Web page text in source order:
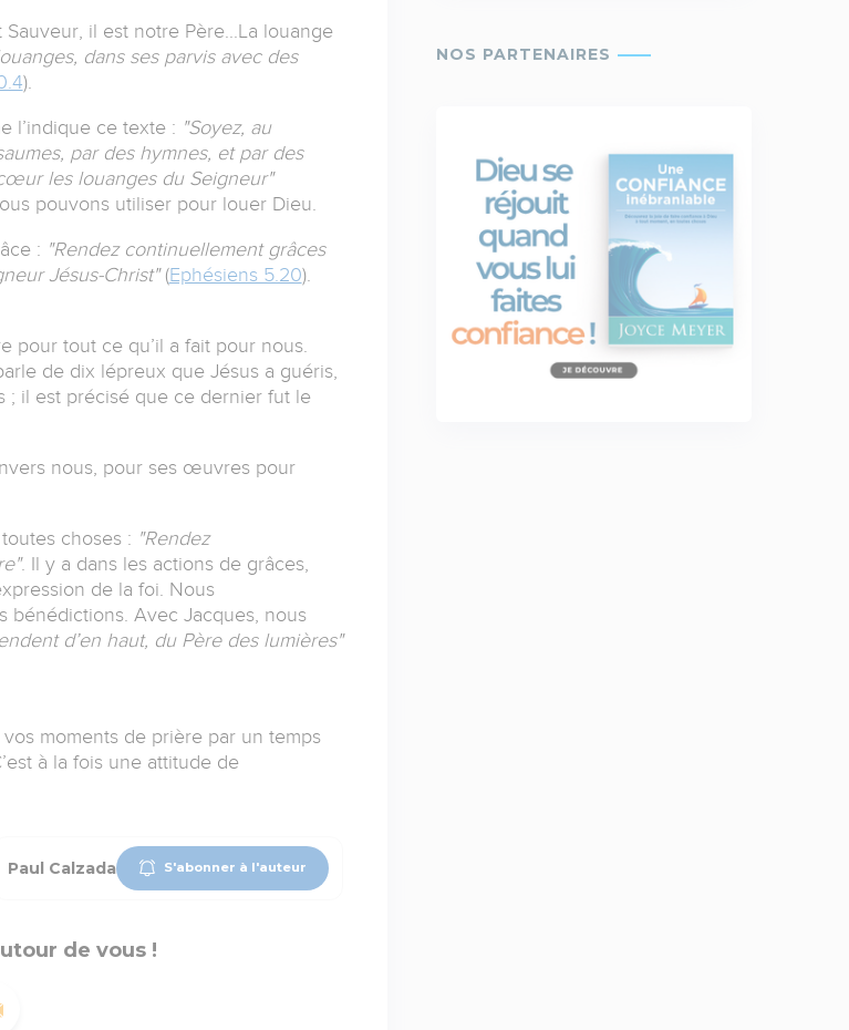
il est notre Père...La louange
dans ses parvis avec des
).
l’indique ce texte : "Soyez, au
par des hymnes, et par des
les louanges du Seigneur"
pouvons utiliser pour louer Dieu.
: "Rendez continuellement grâces
Jésus-Christ"(Ephésiens 5.20).
pour tout ce qu’il a fait pour nous.
de dix lépreux que Jésus a guéris,
; il est précisé que ce dernier fut le
nous, pour ses œuvres pour
choses : "Rendez
. Il y a dans les actions de grâces,
de la foi. Nous
bénédictions. Avec Jacques, nous
d’en haut, du Père des lumières"
moments de prière par un temps
à la fois une attitude de
Paul Calzada S'abonner à l'auteur
de vous !